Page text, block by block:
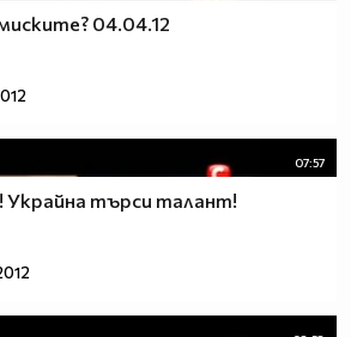
04.04.12
07:57
Украйна търси талант!